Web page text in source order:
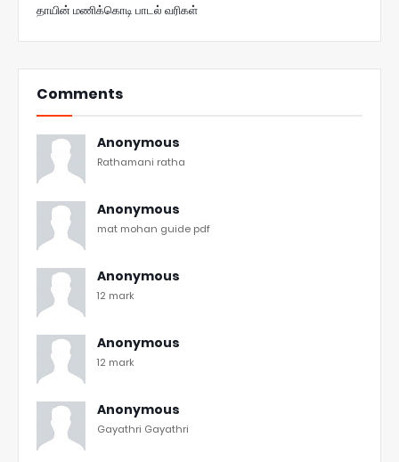
தாயின் மணிக்கொடி பாடல் வரிகள்
Comments
Anonymous
Rathamani ratha
Anonymous
mat mohan guide pdf
Anonymous
12 mark
Anonymous
12 mark
Anonymous
Gayathri Gayathri